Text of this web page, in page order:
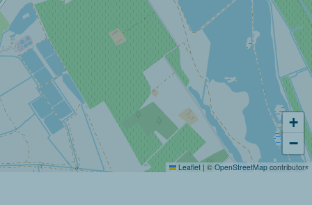
+
−
Leaflet | © OpenStreetMap contributors